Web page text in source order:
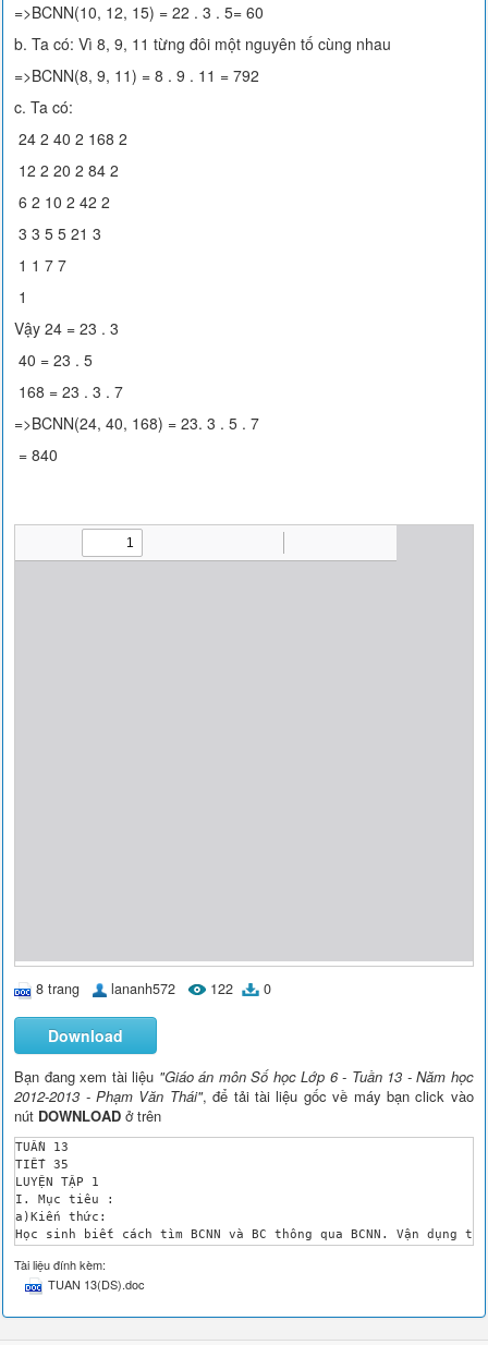
=>BCNN(10, 12, 15) = 22 . 3 . 5= 60
b. Ta có: Vì 8, 9, 11 từng đôi một nguyên tố cùng nhau
=>BCNN(8, 9, 11) = 8 . 9 . 11 = 792
c. Ta có:
24 2 40 2 168 2
12 2 20 2 84 2
6 2 10 2 42 2
3 3 5 5 21 3
1 1 7 7
1
Vậy 24 = 23 . 3
40 = 23 . 5
168 = 23 . 3 . 7
=>BCNN(24, 40, 168) = 23. 3 . 5 . 7
= 840
8 trang lananh572 122 0
Download
Bạn đang xem tài liệu "Giáo án môn Số học Lớp 6 - Tuần 13 - Năm học
2012-2013 - Phạm Văn Thái", để tải tài liệu gốc về máy bạn click vào
nút DOWNLOAD ở trên
TUẦN 13
TIẾT 35
LUYỆN TẬP 1
I. Mục tiêu :
a)Kiến thức:
Học sinh biết cách tìm BCNN và BC thông qua BCNN. Vận dụng
b)Kỹ năng:
Có kĩ năng tính toán, biến đổi linh hoạt nhanh chính xác vào
c)Thái độ:
II. Chuẩn bị:
GV: Bảng phụ,nam châm.
Tài liệu đính kèm:
TUAN 13(DS).doc